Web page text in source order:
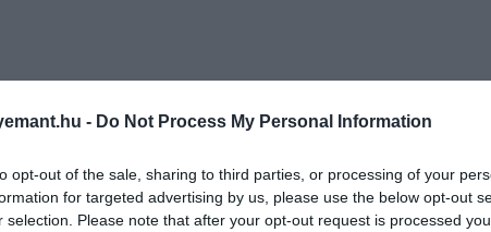
- Do Not Process My Personal Information
opt-out of the sale, sharing to third parties, or processing of your
for targeted advertising by us, please use the below opt-out
selection. Please note that after your opt-out request is processed